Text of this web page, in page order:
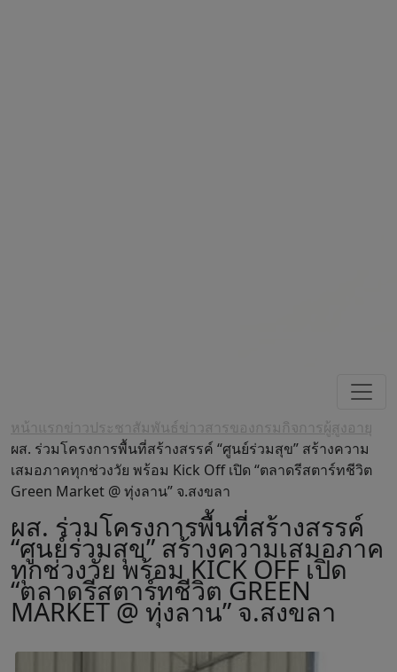
หน้าแรกข่าวประชาสัมพันธ์ข่าวสารของกรมกิจการผู้สูงอายุ
ผส. ร่วมโครงการพื้นที่สร้างสรรค์ “ศูนย์ร่วมสุข” สร้างความ
เสมอภาคทุกช่วงวัย พร้อม Kick Off เปิด “ตลาดรีสตาร์ทชีวิต
Green Market @ ทุ่งลาน” จ.สงขลา
ผส. ร่วมโครงการพื้นที่สร้างสรรค์
“ศูนย์ร่วมสุข” สร้างความเสมอภาค
ทุกช่วงวัย พร้อม KICK OFF เปิด
“ตลาดรีสตาร์ทชีวิต GREEN
MARKET @ ทุ่งลาน” จ.สงขลา